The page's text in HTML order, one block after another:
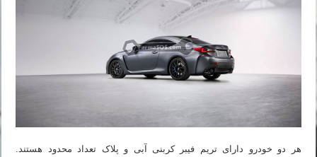
هر دو خودرو دارای تریم فیبر کربنی آبی و پلاک تعداد محدود هستند.